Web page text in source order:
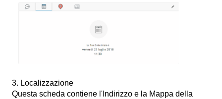
3. Localizzazione
Questa scheda contiene l'Indirizzo e la Mappa della